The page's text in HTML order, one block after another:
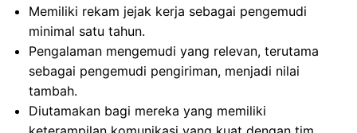
Memiliki rekam jejak kerja sebagai pengemudi
minimal satu tahun.
Pengalaman mengemudi yang relevan, terutama
sebagai pengemudi pengiriman, menjadi nilai
tambah.
Diutamakan bagi mereka yang memiliki